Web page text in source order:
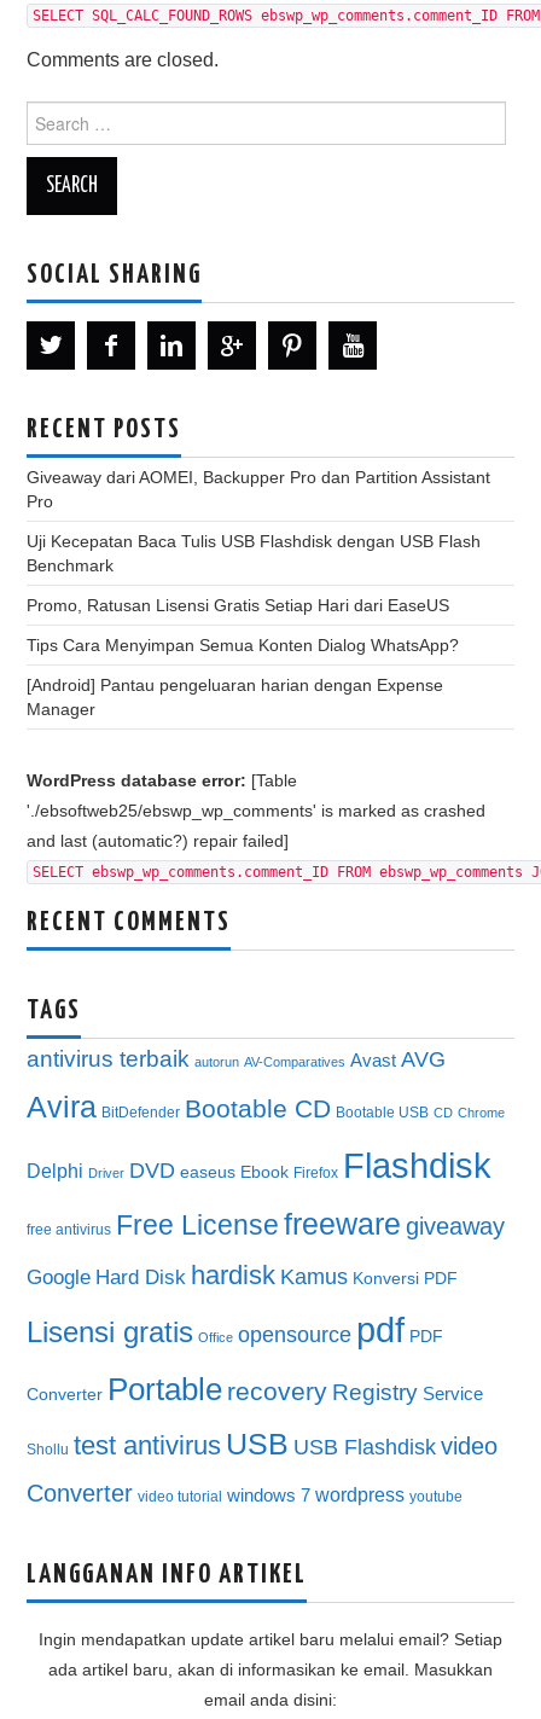
SELECT SQL_CALC_FOUND_ROWS
Comments are closed.
for:
SOCIAL SHARING
RECENT POSTS
Giveaway dari AOMEI, Backupper Pro dan Partition Assistant
Pro
Uji Kecepatan Baca Tulis USB Flashdisk dengan USB Flash
Benchmark
Promo, Ratusan Lisensi Gratis Setiap Hari dari EaseUS
Tips Cara Menyimpan Semua Konten Dialog WhatsApp?
[Android] Pantau pengeluaran harian dengan Expense
Manager
WordPress database error: [Table
'./ebsoftweb25/ebswp_wp_comments' is marked as crashed
and last (automatic?) repair failed]
SELECT ebswp_wp_comments.comment_ID FROM
RECENT COMMENTS
TAGS
antivirus terbaik autorun AV-Comparatives Avast AVG
Avira BitDefender Bootable CD Bootable USB CD Chrome
Delphi Driver DVD easeus Ebook Firefox Flashdisk
free antivirus Free License freeware giveaway
Google Hard Disk hardisk Kamus Konversi PDF
Lisensi gratis Office opensource pdf PDF
Converter Portable recovery Registry Service
Shollu test antivirus USB USB Flashdisk video
Converter video tutorial windows 7 wordpress youtube
LANGGANAN INFO ARTIKEL
Ingin mendapatkan update artikel baru melalui email? Setiap
ada artikel baru, akan di informasikan ke email. Masukkan
email anda disini: